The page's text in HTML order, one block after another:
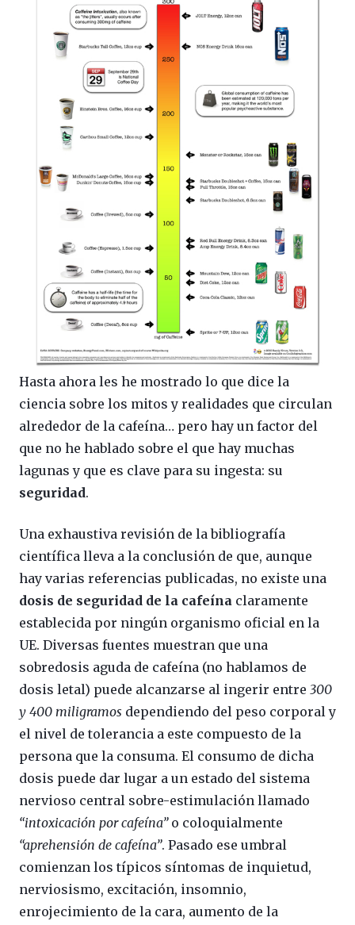
Hasta ahora les he mostrado lo que dice la
ciencia sobre los mitos y realidades que circulan
alrededor de la cafeína… pero hay un factor del
que no he hablado sobre el que hay muchas
lagunas y que es clave para su ingesta: su
seguridad.
Una exhaustiva revisión de la bibliografía
científica lleva a la conclusión de que, aunque
hay varias referencias publicadas, no existe una
dosis de seguridad de la cafeína claramente
establecida por ningún organismo oficial en la
UE. Diversas fuentes muestran que una
sobredosis aguda de cafeína (no hablamos de
dosis letal) puede alcanzarse al ingerir entre 300
y 400 miligramos dependiendo del peso corporal y
el nivel de tolerancia a este compuesto de la
persona que la consuma. El consumo de dicha
dosis puede dar lugar a un estado del sistema
nervioso central sobre-estimulación llamado
“intoxicación por cafeína”o coloquialmente
“aprehensión de cafeína”. Pasado ese umbral
comienzan los típicos síntomas de inquietud,
nerviosismo, excitación, insomnio,
enrojecimiento de la cara, aumento de la